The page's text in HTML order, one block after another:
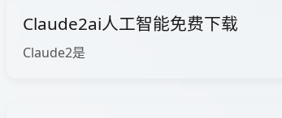
Claude2ai人工智能免费下载
Claude2是